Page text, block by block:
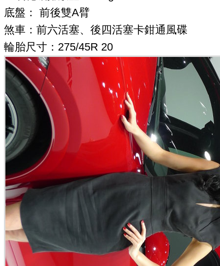
底盤： 前後雙A臂
煞車：前六活塞、後四活塞卡鉗通風碟
輪胎尺寸：275/45R 20